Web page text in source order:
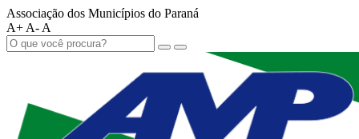
Associação dos Municípios do Paraná
A+ A- A